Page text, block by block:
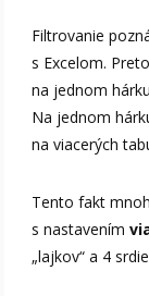
Filtrovanie
s Excelom.
na jednom
Na jednom
na viacerých
Tento fakt
s nastavením
„lajkov“ a 4